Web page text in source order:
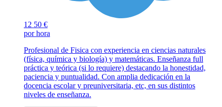
12 50 €
por hora
Profesional de Fisica con experiencia en ciencias naturales
(física, química y biología) y matemáticas. Enseñanza full
práctica y teórica (si lo requiere) destacando la honestidad,
paciencia y puntualidad. Con amplia dedicación en la
docencia escolar y preuniversitaria, etc, en sus distintos
niveles de enseñanza.